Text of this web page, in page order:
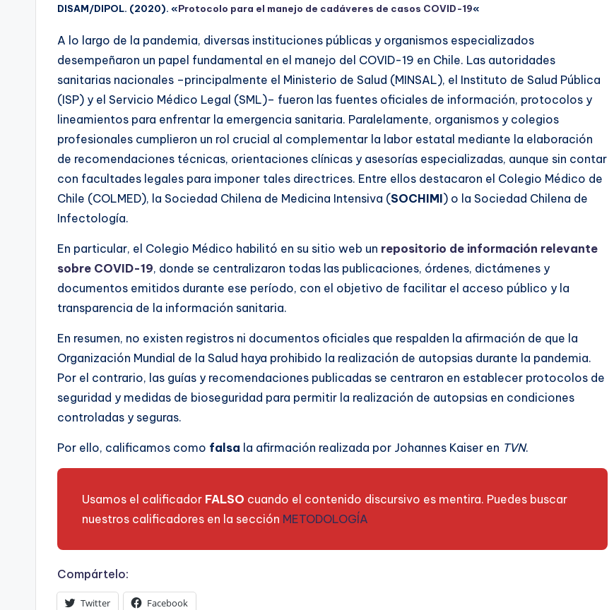
DISAM/DIPOL. (2020). «Protocolo para el manejo de cadáveres de casos COVID-19«
A lo largo de la pandemia, diversas instituciones públicas y organismos especializados
desempeñaron un papel fundamental en el manejo del COVID-19 en Chile. Las autoridades
sanitarias nacionales –principalmente el Ministerio de Salud (MINSAL), el Instituto de Salud Pública
(ISP) y el Servicio Médico Legal (SML)– fueron las fuentes oficiales de información, protocolos y
lineamientos para enfrentar la emergencia sanitaria. Paralelamente, organismos y colegios
profesionales cumplieron un rol crucial al complementar la labor estatal mediante la elaboración
de recomendaciones técnicas, orientaciones clínicas y asesorías especializadas, aunque sin contar
con facultades legales para imponer tales directrices. Entre ellos destacaron el Colegio Médico de
Chile (COLMED), la Sociedad Chilena de Medicina Intensiva (SOCHIMI) o la Sociedad Chilena de
Infectología.
En particular, el Colegio Médico habilitó en su sitio web un repositorio de información relevante
sobre COVID-19, donde se centralizaron todas las publicaciones, órdenes, dictámenes y
documentos emitidos durante ese período, con el objetivo de facilitar el acceso público y la
transparencia de la información sanitaria.
En resumen, no existen registros ni documentos oficiales que respalden la afirmación de que la
Organización Mundial de la Salud haya prohibido la realización de autopsias durante la pandemia.
Por el contrario, las guías y recomendaciones publicadas se centraron en establecer protocolos de
seguridad y medidas de bioseguridad para permitir la realización de autopsias en condiciones
controladas y seguras.
Por ello, calificamos como falsa la afirmación realizada por Johannes Kaiser en TVN.
Usamos el calificador FALSO cuando el contenido discursivo es mentira. Puedes buscar
nuestros calificadores en la sección METODOLOGÍA
Compártelo:
Twitter Facebook